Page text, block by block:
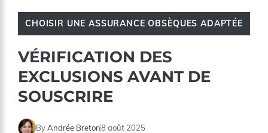
CHOISIR UNE ASSURANCE OBSÈQUES ADAPTÉE
VÉRIFICATION DES
EXCLUSIONS AVANT DE
SOUSCRIRE
ByAndrée Breton8 août 2025